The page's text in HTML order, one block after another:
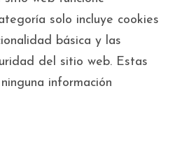
solo incluye cookies
básica y las
del sitio web. Estas
información